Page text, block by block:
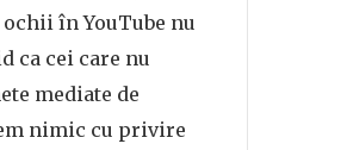
în YouTube nu
ca cei care nu
mediate de
nimic cu privire